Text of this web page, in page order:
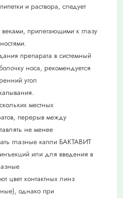
и раствора, следует
веками, прилегающими к глазу
препарата в системный
носа, рекомендуется
угол
местных
перерыв между
не менее
глазные капли БАКТАВИТ
или для введения в
цвет контактных линз
однако при